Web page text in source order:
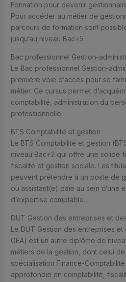
Formation pour devenir
Pour accéder au métier de
parcours de formation sont
jusqu’au niveau Bac+5.
Bac professionnel Gestion-
Le Bac professionnel Gestion-
première voie d’accès pour se
métier. Ce cursus permet
comptabilité, administration du
professionnelle.
BTS Comptabilité et gestion
Le BTS Comptabilité et gestion
niveau Bac+2 qui offre une solide
fiscalité et gestion sociale. Les
peuvent prétendre à un poste de
ou assistant(e) paie au sein d’une
d’expertise comptable.
DUT Gestion des entreprises et
Le DUT Gestion des entreprises et
GEA) est un autre diplôme de
métiers de la gestion, dont celui
spécialisation Finance-
approfondie en comptabilité,